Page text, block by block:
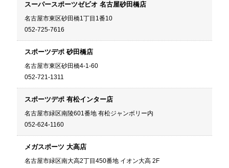
スーパースポーツゼビオ 名古屋砂田橋店
名古屋市東区砂田橋1丁目1番10
052-725-7616
スポーツデポ 砂田橋店
名古屋市東区砂田橋4-1-60
052-721-1311
スポーツデポ 有松インター店
名古屋市緑区南陵601番地 有松ジャンボリー内
052-624-1160
メガスポーツ 大高店
名古屋市緑区南大高2丁目450番地 イオン大高 2F